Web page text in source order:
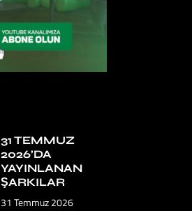
31 TEMMUZ
2026’DA
YAYINLANAN
ŞARKILAR
31 Temmuz 2026